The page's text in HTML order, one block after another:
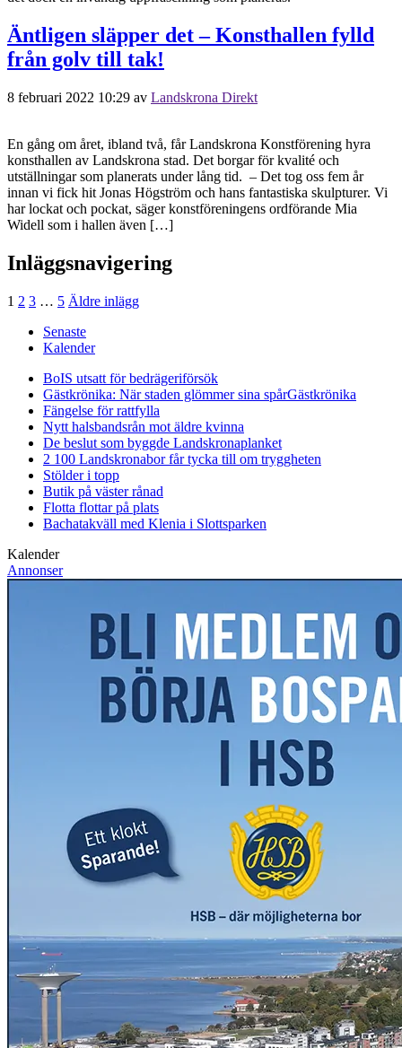
Äntligen släpper det – Konsthallen fylld
från golv till tak!
8 februari 2022 10:29 av Landskrona Direkt
En gång om året, ibland två, får Landskrona Konstförening hyra
konsthallen av Landskrona stad. Det borgar för kvalité och
utställningar som planerats under lång tid. – Det tog oss fem år
innan vi fick hit Jonas Högström och hans fantastiska skulpturer. Vi
har lockat och pockat, säger konstföreningens ordförande Mia
Widell som i hallen även […]
Inläggsnavigering
1 2 3 … 5 Äldre inlägg
Senaste
Kalender
BoIS utsatt för bedrägeriförsök
Gästkrönika: När staden glömmer sina spårGästkrönika
Fängelse för rattfylla
Nytt halsbandsrån mot äldre kvinna
De beslut som byggde Landskronaplanket
2 100 Landskronabor får tycka till om tryggheten
Stölder i topp
Butik på väster rånad
Flotta flottar på plats
Bachatakväll med Klenia i Slottsparken
Kalender
Annonser